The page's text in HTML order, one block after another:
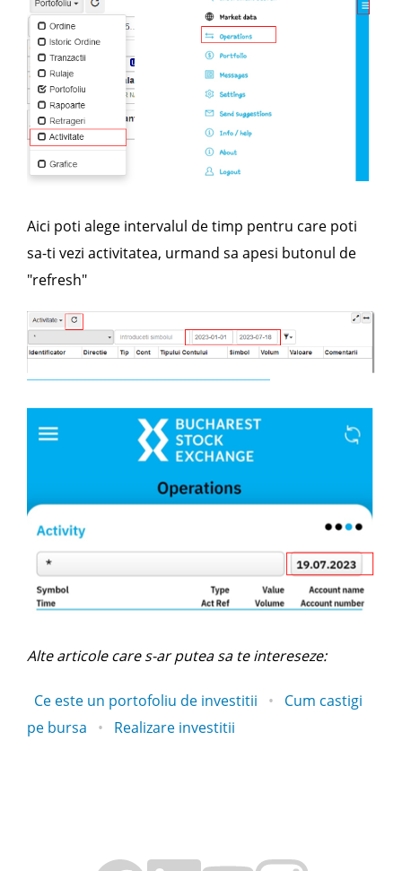
Aici poti alege intervalul de timp pentru care poti
sa-ti vezi activitatea, urmand sa apesi butonul de
"refresh"
Alte articole care s-ar putea sa te intereseze:
Ce este un portofoliu de investitii •
Cum castigi
pe bursa
• Realizare investitii